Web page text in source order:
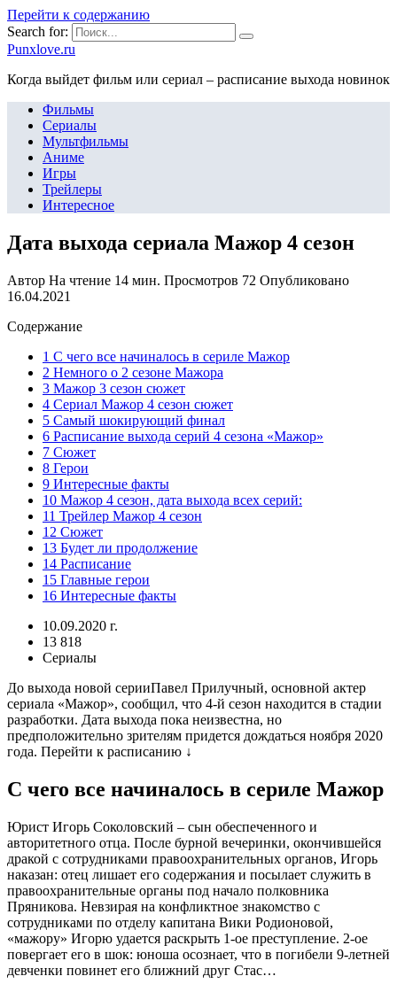
Перейти к содержанию
Search for:
Punxlove.ru
Когда выйдет фильм или сериал – расписание выхода новинок
Фильмы
Сериалы
Мультфильмы
Аниме
Игры
Трейлеры
Интересное
Дата выхода сериала Мажор 4 сезон
Автор На чтение 14 мин. Просмотров 72 Опубликовано
16.04.2021
Содержание
1 С чего все начиналось в сериле Мажор
2 Немного о 2 сезоне Мажора
3 Мажор 3 сезон сюжет
4 Сериал Мажор 4 сезон сюжет
5 Самый шокирующий финал
6 Расписание выхода серий 4 сезона «Мажор»
7 Сюжет
8 Герои
9 Интересные факты
10 Мажор 4 сезон, дата выхода всех серий:
11 Трейлер Мажор 4 сезон
12 Сюжет
13 Будет ли продолжение
14 Расписание
15 Главные герои
16 Интересные факты
10.09.2020 г.
13 818
Сериалы
До выхода новой серииПавел Прилучный, основной актер
сериала «Мажор», сообщил, что 4-й сезон находится в стадии
разработки. Дата выхода пока неизвестна, но
предположительно зрителям придется дождаться ноября 2020
года. Перейти к расписанию ↓
С чего все начиналось в сериле Мажор
Юрист Игорь Соколовский – сын обеспеченного и
авторитетного отца. После бурной вечеринки, окончившейся
дракой с сотрудниками правоохранительных органов, Игорь
наказан: отец лишает его содержания и посылает служить в
правоохранительные органы под начало полковника
Пряникова. Невзирая на конфликтное знакомство с
сотрудниками по отделу капитана Вики Родионовой,
«мажору» Игорю удается раскрыть 1-ое преступление. 2-ое
повергает его в шок: юноша осознает, что в погибели 9-летней
девченки повинет его ближний друг Стас…